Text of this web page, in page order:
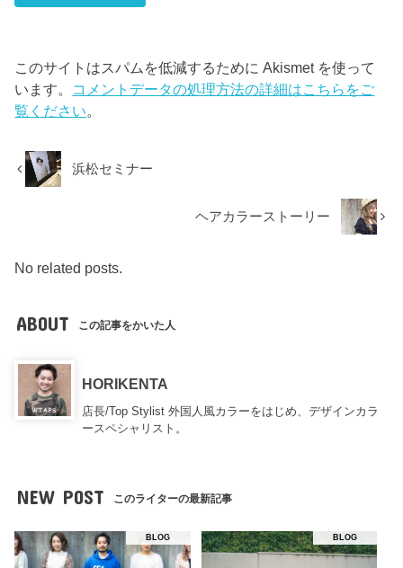
このサイトはスパムを低減するために Akismet を使って
います。 コメントデータの処理方法の詳細はこちらをご
覧ください。
浜松セミナー
ヘアカラーストーリー
No related posts.
ABOUT この記事をかいた人
HORIKENTA
店長/Top Stylist 外国人風カラーをはじめ、デザインカラ
ースペシャリスト。
NEW POST このライターの最新記事
BLOG BLOG